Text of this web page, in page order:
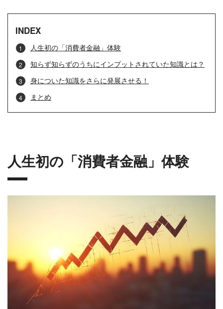
INDEX
人生初の「消費者金融」体験
知らず知らずのうちにインプットされていた知識とは？
身についた知識をさらに発展させる！
まとめ
人生初の「消費者金融」体験